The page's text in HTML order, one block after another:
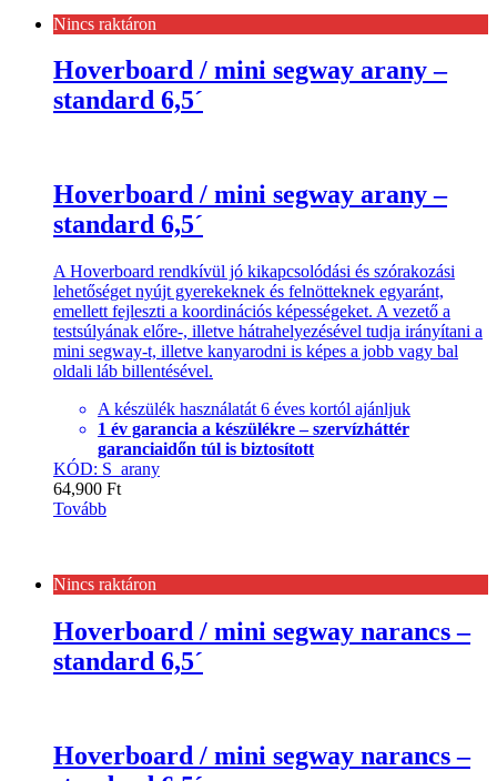
Nincs raktáron
Hoverboard / mini segway arany –
standard 6,5´
Hoverboard / mini segway arany –
standard 6,5´
A Hoverboard rendkívül jó kikapcsolódási és szórakozási
lehetőséget nyújt gyerekeknek és felnötteknek egyaránt,
emellett fejleszti a koordinációs képességeket. A vezető a
testsúlyának előre-, illetve hátrahelyezésével tudja irányítani a
mini segway-t, illetve kanyarodni is képes a jobb vagy bal
oldali láb billentésével.
A készülék használatát 6 éves kortól ajánljuk
1 év garancia a készülékre – szervízháttér
garanciaidőn túl is biztosított
KÓD: S_arany
64,900 Ft
Tovább
Nincs raktáron
Hoverboard / mini segway narancs –
standard 6,5´
Hoverboard / mini segway narancs –